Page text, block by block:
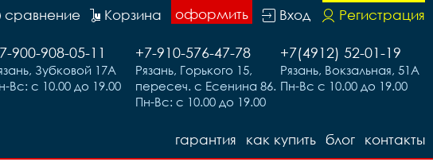
Регистрация
Вход
оформить
Корзина
сравнение
+7(4912) 52-01-19
Рязань, Вокзальная, 51А
Пн-Вс с 10.00 до 19.00
+7-910-576-47-78
Рязань, Горького 15,
пересеч. с Есенина 86.
Пн-Вс: с 10.00 до 19.00
900-908-05-11
Зубковой 17А
Вс: с 10.00 до 19.00
контакты
блог
как купить
гарантия